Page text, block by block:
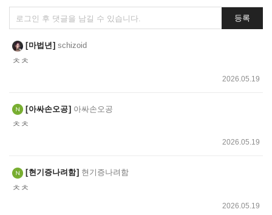
댓
글
쓰
기
등록
마법년 schizoid
ㅊㅊ
2026.05.19
아싸손오공 아싸손오공
ㅊㅊ
2026.05.19
현기증나려함 현기증나려함
ㅊㅊ
2026.05.19